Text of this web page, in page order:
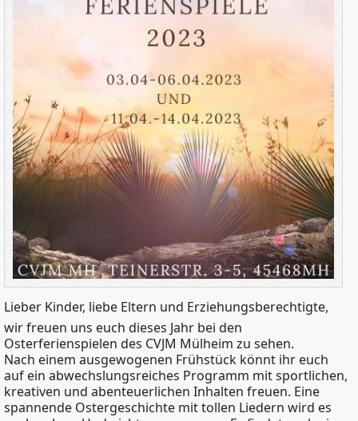
Lieber Kinder, liebe Eltern und Erziehungsberechtigte,
wir freuen uns euch dieses Jahr bei den
Osterferienspielen des CVJM Mülheim zu sehen.
Nach einem ausgewogenen Frühstück könnt ihr euch
auf ein abwechslungsreiches Programm mit sportlichen,
kreativen und abenteuerlichen Inhalten freuen. Eine
spannende Ostergeschichte mit tollen Liedern wird es